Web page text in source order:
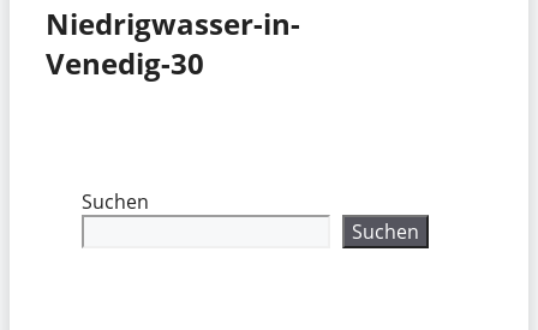
Niedrigwasser-in-
Venedig-30
Suchen
Suchen